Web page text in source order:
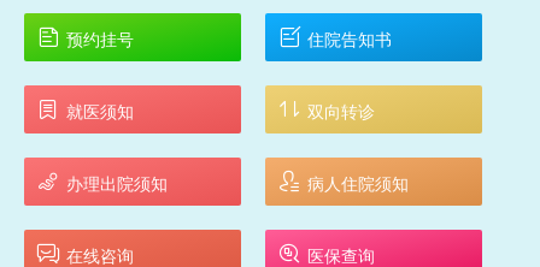
预约挂号 住院告知书
就医须知 双向转诊
办理出院须知 病人住院须知
在线咨询 医保查询